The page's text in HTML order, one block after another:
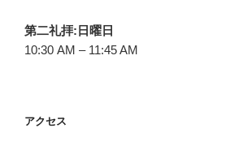
第二礼拝:日曜日
10:30 AM – 11:45 AM
アクセス